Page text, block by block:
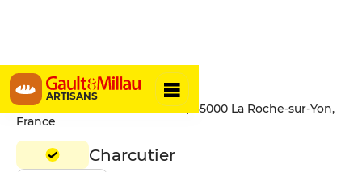
ARTISANS
Charrier
9 Rue du Président de Gaulle, 85000 La Roche-sur-Yon,
France
Charcutier